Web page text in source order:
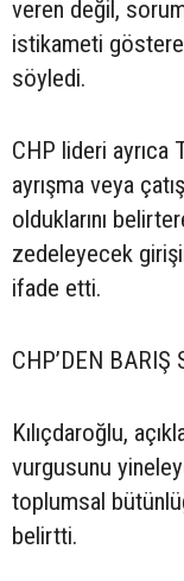
veren değil,
istikameti
söyledi.
CHP lideri ayrıca
ayrışma veya
olduklarını
zedeleyecek
ifade etti.
CHP’DEN BARIŞ
Kılıçdaroğlu,
vurgusunu
toplumsal
belirtti.